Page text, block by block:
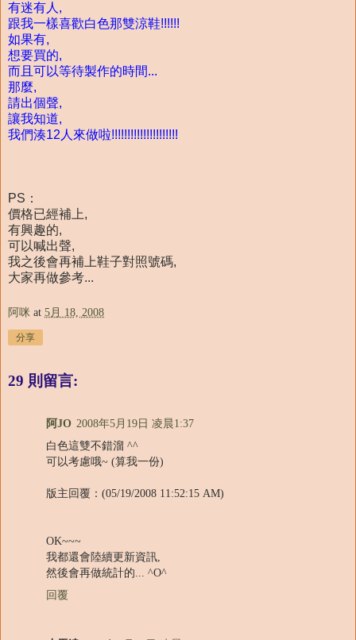
有迷有人,
跟我一樣喜歡白色那雙涼鞋!!!!!!
如果有,
想要買的,
而且可以等待製作的時間...
那麼,
請出個聲,
讓我知道,
我們湊12人來做啦!!!!!!!!!!!!!!!!!!!!!
PS：
價格已經補上,
有興趣的,
可以喊出聲,
我之後會再補上鞋子對照號碼,
大家再做參考...
阿咪 at 5月 18, 2008
分享
29 則留言:
阿JO 2008年5月19日 凌晨1:37
白色這雙不錯溜 ^^
可以考慮哦~ (算我一份)
版主回覆：(05/19/2008 11:52:15 AM)
OK~~~
我都還會陸續更新資訊,
然後會再做統計的... ^O^
回覆